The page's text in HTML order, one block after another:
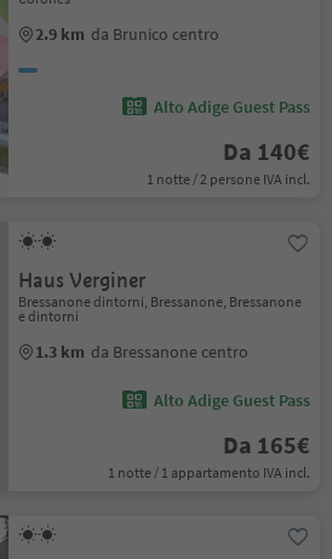
2.9 km da Brunico centro
Alto Adige Guest Pass
Da 140€
1 notte / 2 persone IVA incl.
Haus Verginer
Bressanone dintorni, Bressanone, Bressanone
e dintorni
1.3 km da Bressanone centro
Alto Adige Guest Pass
Da 165€
1 notte / 1 appartamento IVA incl.